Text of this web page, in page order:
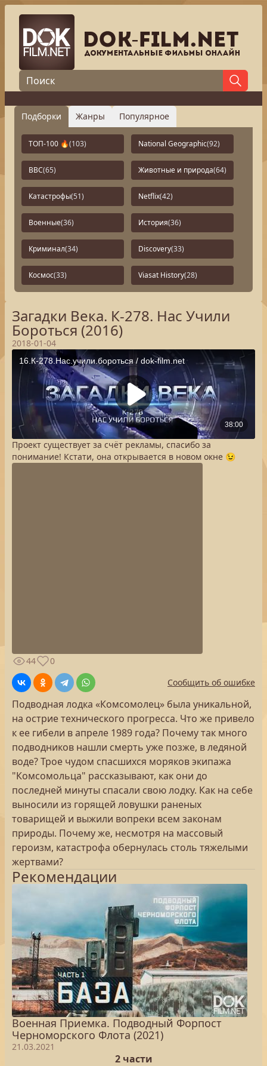
Подборки Жанры Популярное
ТОП-100 🔥(103) National Geographic(92)
BBC(65) Животные и природа(64)
Катастрофы(51) Netflix(42)
Военные(36) История(36)
Криминал(34) Discovery(33)
Космос(33) Viasat History(28)
Загадки Века. К-278. Нас Учили
Бороться (2016)
2018-01-04
Проект существует за счёт рекламы, спасибо за
понимание! Кстати, она открывается в новом окне 😉
44
0
Сообщить об ошибке
Подводная лодка «Комсомолец» была уникальной,
на острие технического прогресса. Что же привело
к ее гибели в апреле 1989 года? Почему так много
подводников нашли смерть уже позже, в ледяной
воде? Трое чудом спасшихся моряков экипажа
"Комсомольца" рассказывают, как они до
последней минуты спасали свою лодку. Как на себе
выносили из горящей ловушки раненых
товарищей и выжили вопреки всем законам
природы. Почему же, несмотря на массовый
героизм, катастрофа обернулась столь тяжелыми
жертвами?
Рекомендации
Военная Приемка. Подводный Форпост
Черноморского Флота (2021)
21.03.2021
2 части